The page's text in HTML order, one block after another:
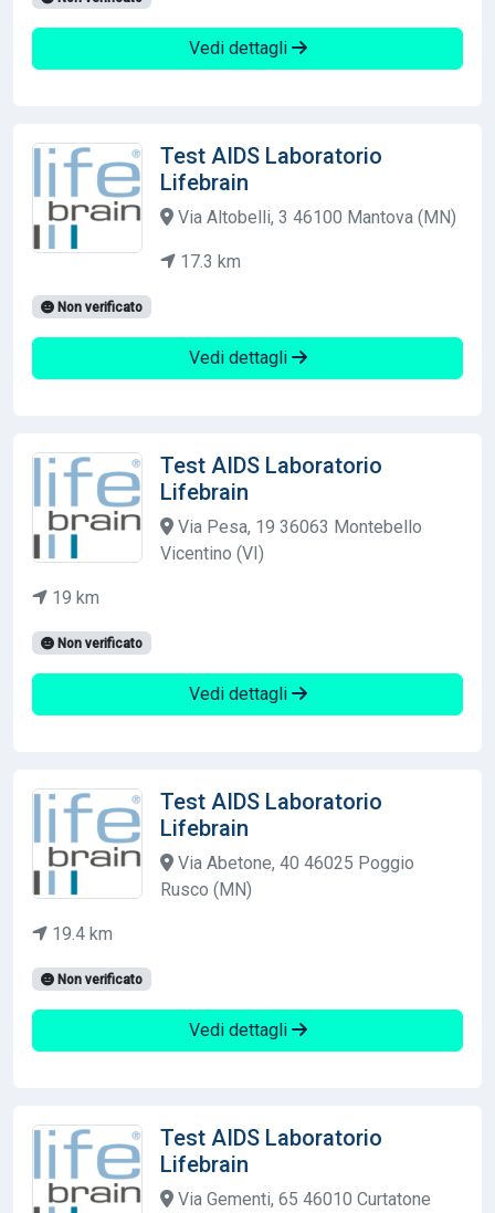
Vedi dettagli
Test AIDS Laboratorio
Lifebrain
Via Altobelli, 3 46100 Mantova (MN)
17.3 km
Non verificato
Vedi dettagli
Test AIDS Laboratorio
Lifebrain
Via Pesa, 19 36063 Montebello
Vicentino (VI)
19 km
Non verificato
Vedi dettagli
Test AIDS Laboratorio
Lifebrain
Via Abetone, 40 46025 Poggio
Rusco (MN)
19.4 km
Non verificato
Vedi dettagli
Test AIDS Laboratorio
Lifebrain
Via Gementi, 65 46010 Curtatone